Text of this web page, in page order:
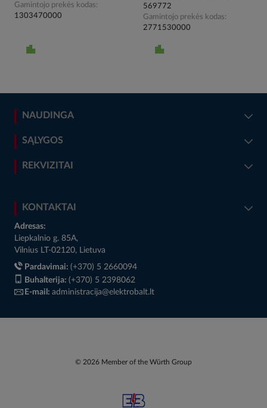
Gamintojo prekės kodas
1303470000
569772
Gamintojo prekės kodas
2771530000
NAUDINGA
SĄLYGOS
REKVIZITAI
KONTAKTAI
Adresas:
Liepkalnio g. 85A,
Vilnius LT-02120, Lietuva
Pardavimai: (+370) 5 2660094
Buhalterija: (+370) 5 2398062
E-mail: administracija@elektrobalt.lt
© 2026 Member of the Würth Group